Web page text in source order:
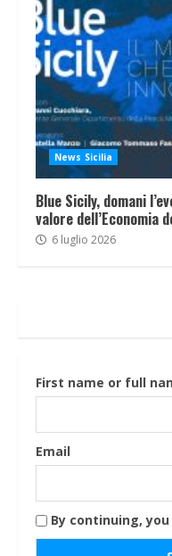
News Sicilia
Blue Sicily, domani
valore dell’Economia
6 luglio 2026
First name or full
Email
By continuing,